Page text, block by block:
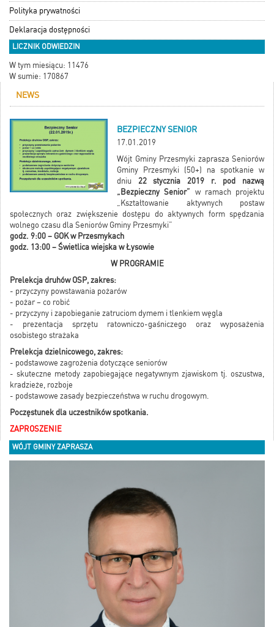
Polityka prywatności
Deklaracja dostępności
LICZNIK ODWIEDZIN
W tym miesiącu: 11476
W sumie: 170867
NEWS
BEZPIECZNY SENIOR
17.01.2019
Wójt Gminy Przesmyki zaprasza Seniorów
Gminy Przesmyki (50+) na spotkanie w
dniu 22 stycznia 2019 r. pod nazwą
„Bezpieczny Senior” w ramach projektu
„Kształtowanie aktywnych postaw
społecznych oraz zwiększenie dostępu do aktywnych form spędzania
wolnego czasu dla Seniorów Gminy Przesmyki”
godz. 9:00 – GOK w Przesmykach
godz. 13:00 – Świetlica wiejska w Łysowie
W PROGRAMIE
Prelekcja druhów OSP, zakres:
- przyczyny powstawania pożarów
- pożar – co robić
- przyczyny i zapobieganie zatruciom dymem i tlenkiem węgla
- prezentacja sprzętu ratowniczo-gaśniczego oraz wyposażenia
osobistego strażaka
Prelekcja dzielnicowego, zakres:
- podstawowe zagrożenia dotyczące seniorów
- skuteczne metody zapobiegające negatywnym zjawiskom tj. oszustwa,
kradzieże, rozboje
- podstawowe zasady bezpieczeństwa w ruchu drogowym.
Poczęstunek dla uczestników spotkania.
ZAPROSZENIE
WÓJT GMINY ZAPRASZA